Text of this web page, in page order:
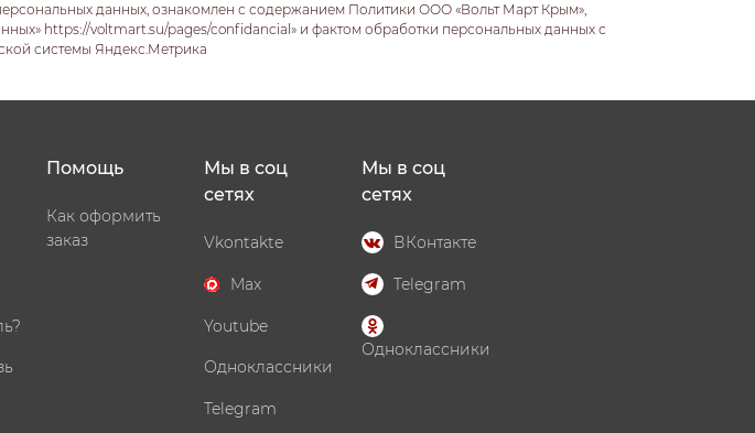
данных, ознакомлен с содержанием Политики ООО «Вольт Март Крым»,
https://voltmart.su/pages/confidancial» и фактом обработки персональных данных с
системы Яндекс.Метрика
Помощь
Как оформить
заказ
Мы в соц
сетях
Vkontakte
Max
Youtube
Одноклассники
Telegram
Мы в соц
сетях
ВКонтакте
Telegram
Одноклассники